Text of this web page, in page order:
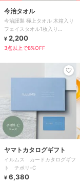
今治タオル
今治謹製 極上タオル 木箱入り
フェイスタオル1枚入り
GK22020
¥ 2,200
3点以上で8%OFF
ヤマトカタログギフト
イルムス カードカタログギフ
ト チボリ-C
¥ 6,380